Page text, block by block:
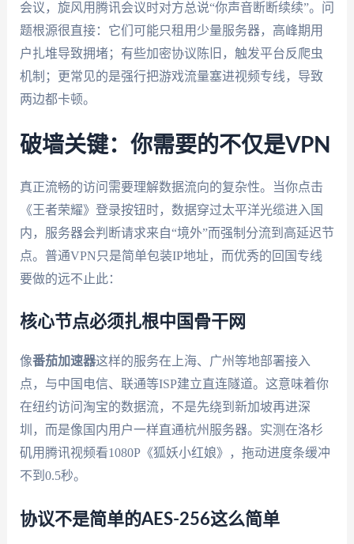
会议，旋风用腾讯会议时对方总说“你声音断断续续”。问
题根源很直接：它们可能只租用少量服务器，高峰期用
户扎堆导致拥堵；有些加密协议陈旧，触发平台反爬虫
机制；更常见的是强行把游戏流量塞进视频专线，导致
两边都卡顿。
破墙关键：你需要的不仅是VPN
真正流畅的访问需要理解数据流向的复杂性。当你点击
《王者荣耀》登录按钮时，数据穿过太平洋光缆进入国
内，服务器会判断请求来自“境外”而强制分流到高延迟节
点。普通VPN只是简单包装IP地址，而优秀的回国专线
要做的远不止此：
核心节点必须扎根中国骨干网
像番茄加速器这样的服务在上海、广州等地部署接入
点，与中国电信、联通等ISP建立直连隧道。这意味着你
在纽约访问淘宝的数据流，不是先绕到新加坡再进深
圳，而是像国内用户一样直通杭州服务器。实测在洛杉
矶用腾讯视频看1080P《狐妖小红娘》，拖动进度条缓冲
不到0.5秒。
协议不是简单的AES-256这么简单